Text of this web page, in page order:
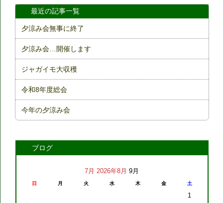
最近の記事一覧
夕涼み会無事に終了
夕涼み会…開催します
ジャガイモ大収穫
令和8年度総会
今年の夕涼み会
ブログ
7月 2026年8月 9月
日 月 火 水 木 金 土
1